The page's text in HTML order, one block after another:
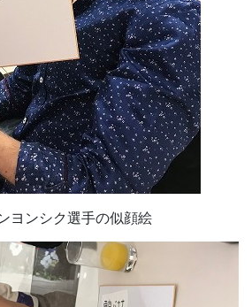
ヨンシク選手の似顔絵